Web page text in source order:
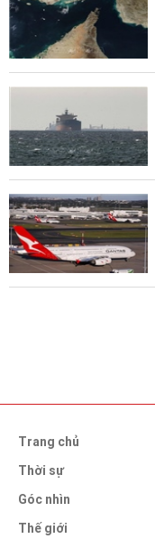
Trang chủ
Thời sự
Góc nhìn
Thế giới